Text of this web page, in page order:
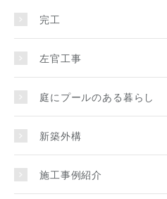
完工
左官工事
庭にプールのある暮らし
新築外構
施工事例紹介